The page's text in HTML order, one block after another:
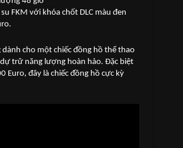
su FKM với khóa chốt DLC màu đen
cho một chiếc đồng hồ thể thao
trữ năng lượng hoàn hảo. Đặc biệt
Euro, đây là chiếc đồng hồ cực kỳ